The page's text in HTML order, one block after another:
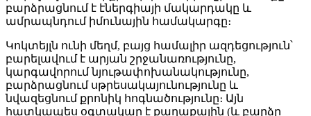
բարձրացնում է էներգիայի մակարդակը և
ամրապնդում իմունային համակարգը։
Կոկտեյլն ունի մեղմ, բայց համալիր ազդեցություն՝
բարելավում է արյան շրջանառությունը,
կարգավորում նյութափոխանակությունը,
բարձրացնում սթրեսակայունությունը և
նվազեցնում քրոնիկ հոգնածությունը։ Այն
հատկապես օգտակար է քաղաքային (և բարձր